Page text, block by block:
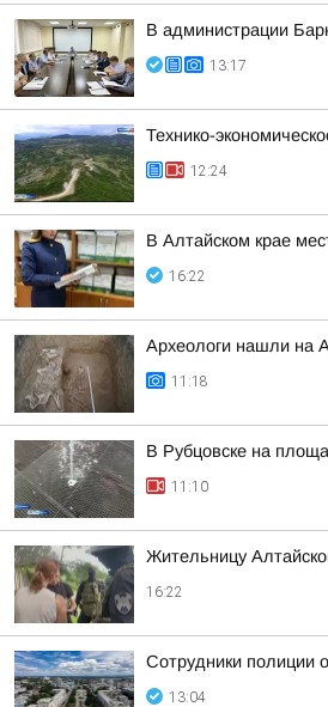
В администрации
13:17
Технико-
12:24
В Алтайском крае
16:22
Археологи нашли на
11:18
В Рубцовске на
11:10
Жительницу
16:22
Сотрудники полиции
13:04